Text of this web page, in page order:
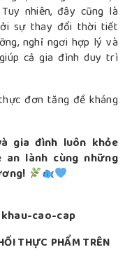
nhiên, đây cũng là
sự thay đổi thời tiết
nghỉ ngơi hợp lý và
cả gia đình duy trì
đơn tăng đề kháng
gia đình luôn khỏe
an lành cùng những
cao-cap
THỰC PHẨM TRÊN